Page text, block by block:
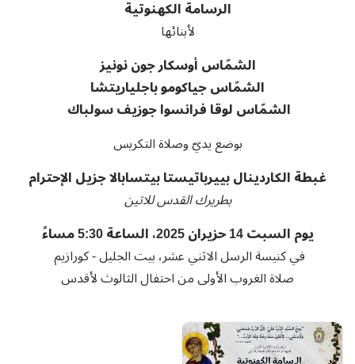
الرسامة الكهنوتية
لأبنائها
الشمّاس أوسكار جون نونيز
الشمّاس جياكومو باجلياريتشا
الشمّاس لوقا فرانسوا جوزيف سولباك
بوضع يديّ وصلاة التكريس
غبطة الكاردينال بييرباتيستا بيتسابالا جزيل الإحترام
بطريرك القدس للاتين
يوم السبت 14 حزيران 2025، الساعة 5:30 مساءً
في كنيسة الرسل الاثني عشر، بيت الجليل - كورازيم
صلاة الغروب الأولى من احتفال الثالوث لأقدس